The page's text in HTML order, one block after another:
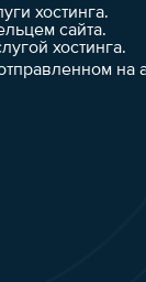
хостинга.
сайта.
хостинга.
на